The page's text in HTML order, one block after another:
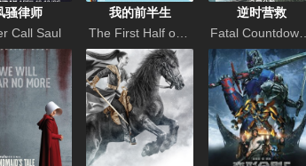
星际迷航》吗？ “大道至简”的故事
事，永远讲不腻
骚律师
Call Saul
我的前半生
逆时营救